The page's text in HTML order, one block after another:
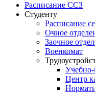
Расписание ССЗ
Студенту
Расписание
Очное
Заочное
Военкомат
Учебно-
Центр